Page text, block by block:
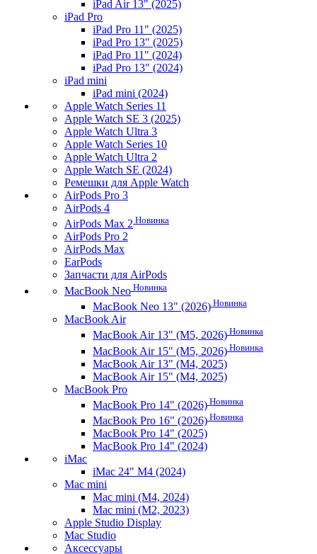
iPad Air 13" (2025)
iPad Pro
iPad Pro 11" (2025)
iPad Pro 13" (2025)
iPad Pro 11" (2024)
iPad Pro 13" (2024)
iPad mini
iPad mini (2024)
Apple Watch Series 11
Apple Watch SE 3 (2025)
Apple Watch Ultra 3
Apple Watch Series 10
Apple Watch Ultra 2
Apple Watch SE (2024)
Ремешки для Apple Watch
AirPods Pro 3
AirPods 4
AirPods Max 2 Новинка
AirPods Pro 2
AirPods Max
EarPods
Запчасти для AirPods
MacBook Neo Новинка
MacBook Neo 13" (2026) Новинка
MacBook Air
MacBook Air 13" (M5, 2026) Новинка
MacBook Air 15" (M5, 2026) Новинка
MacBook Air 13" (M4, 2025)
MacBook Air 15" (M4, 2025)
MacBook Pro
MacBook Pro 14" (2026) Новинка
MacBook Pro 16" (2026) Новинка
MacBook Pro 14" (2025)
MacBook Pro 14" (2024)
iMac
iMac 24" M4 (2024)
Mac mini
Mac mini (M4, 2024)
Mac mini (M2, 2023)
Apple Studio Display
Mac Studio
Аксессуары